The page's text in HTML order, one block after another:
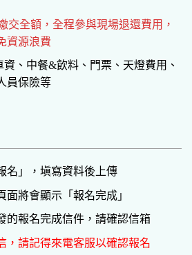
交全額，全程參與現場退還費用，
資源浪費
資、中餐&飲料、門票、天燈費用、
員保險等
名」，塡寫資料後上傳
面將會顯示「報名完成」
的報名完成信件，請確認信箱
，請記得來電客服以確認報名